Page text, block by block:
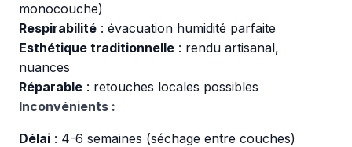
monocouche)
Respirabilité : évacuation humidité parfaite
Esthétique traditionnelle : rendu artisanal,
nuances
Réparable : retouches locales possibles
Inconvénients :
Délai : 4-6 semaines (séchage entre couches)